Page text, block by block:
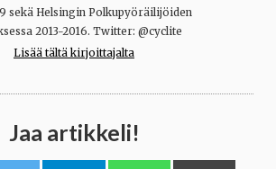
sekä Helsingin Polkupyöräilijöiden
2013-2016. Twitter: @cyclite
Lisää tältä kirjoittajalta
Jaa artikkeli!